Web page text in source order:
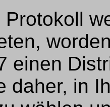
einen
daher, in